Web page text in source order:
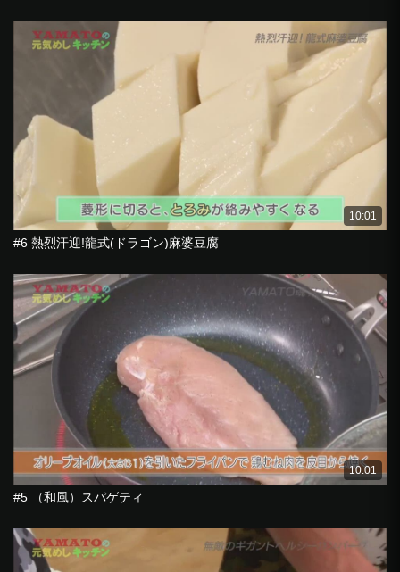
10:01
#6 熱烈汗迎!龍式(ドラゴン)麻婆豆腐
10:01
#5 （和風）スパゲティ